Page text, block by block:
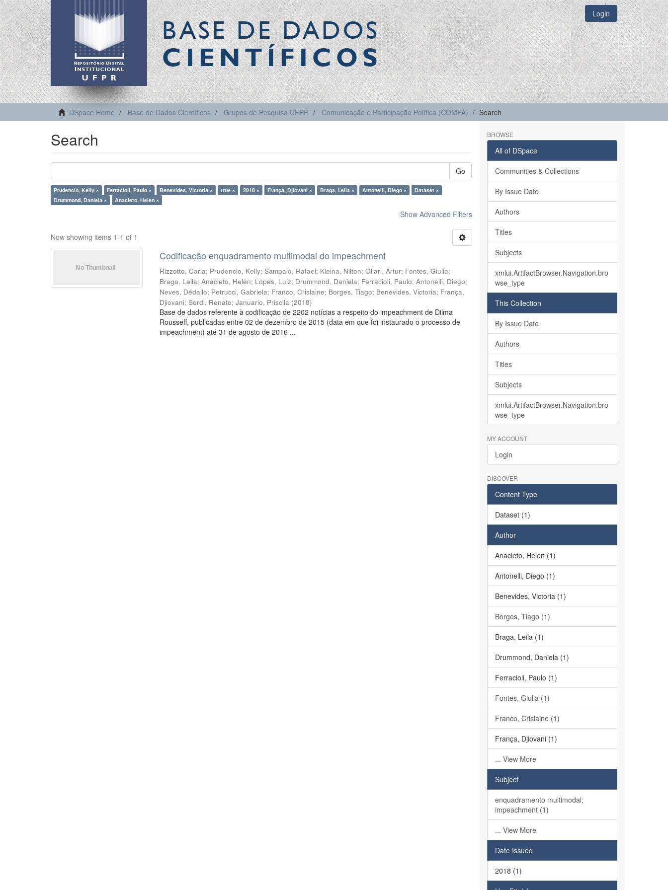
BASE DE DADOS
CIENTÍFICOS
Login
DSpace Home Base de Dados Científicos Grupos de Pesquisa UFPR Comunicação e Participação Política (COMPA) Search
Search
Go
Prudencio, Kelly × Ferracioli, Paulo × Benevides, Victoria × true × 2018 × França, Djiovani × Braga, Leila × Antonelli, Diego ×
Dataset ×
Drummond, Daniela ×
Anacleto, Helen ×
Show Advanced Filters
Now showing items 1-1 of 1
Codificação enquadramento multimodal do impeachment
Rizzotto, Carla; Prudencio, Kelly;Sampaio, Rafael; Kleina, Nilton;Oliari, Artur; Fontes, Giulia;
Braga, Leila;Anacleto, Helen; Lopes, Luiz; Drummond, Daniela; Ferracioli, Paulo;Antonelli, Diego;
Neves, Dédallo; Petrucci, Gabriela; Franco, Crislaine; Borges, Tiago; Benevides, Victoria; França,
Djiovani;Sordi, Renato;Januario, Priscila (2018)
Base de dados referente à codificação de 2202 notícias a respeito do impeachment de Dilma
Rousseff, publicadas entre 02 de dezembro de 2015 (data em que foi instaurado o processo de
impeachment) até 31 de agosto de 2016 ...
BROWSE
All of DSpace
Communities & Collections
By Issue Date
Authors
Titles
Subjects
xmlui.ArtifactBrowser.Navigation.bro
wse_type
This Collection
By Issue Date
Authors
Titles
Subjects
xmlui.ArtifactBrowser.Navigation.bro
wse_type
MY ACCOUNT
Login
DISCOVER
Content Type
Dataset (1)
Author
Anacleto, Helen (1)
Antonelli, Diego (1)
Benevides, Victoria (1)
Borges, Tiago (1)
Braga, Leila (1)
Drummond, Daniela (1)
Ferracioli, Paulo (1)
Fontes, Giulia (1)
Franco, Crislaine (1)
França, Djiovani (1)
... View More
Subject
enquadramento multimodal;
impeachment (1)
... View More
Date Issued
2018 (1)